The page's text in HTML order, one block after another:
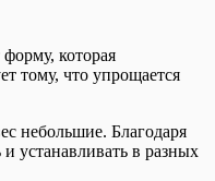
которая
тому, что упрощается
небольшие. Благодаря
устанавливать в разных